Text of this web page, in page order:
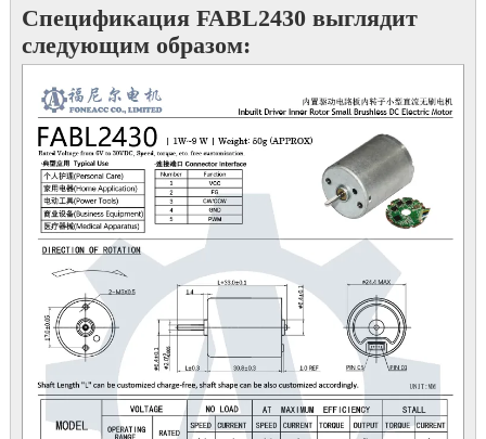
Спецификация FABL2430 выглядит
следующим образом: